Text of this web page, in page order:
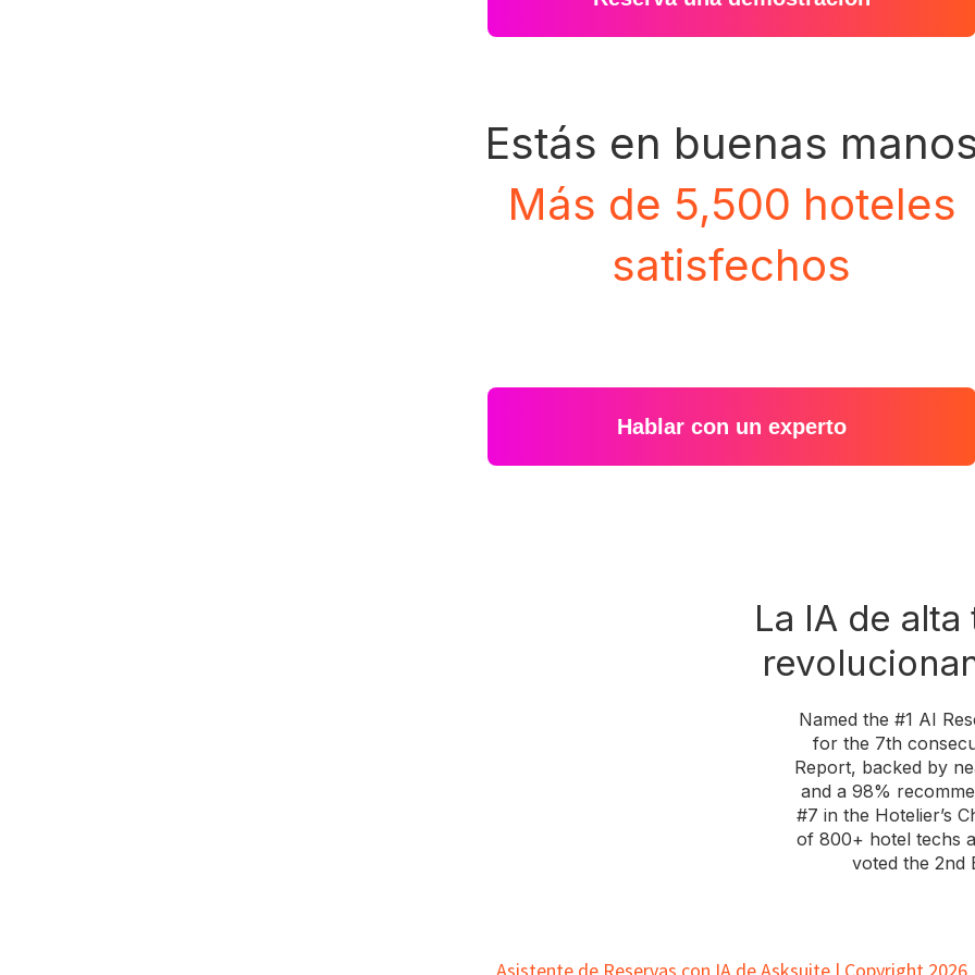
Estás en buenas
Más de 5,500 hoteles
satisfechos
Hablar con un experto
La IA de
Named the #1 AI
for the 7th
Report, backed by
and a 98%
#7 in the Hotelier’s
of 800+ hotel techs
voted the 2nd